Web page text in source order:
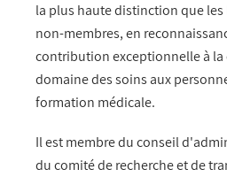
la plus haute distinction que
non-membres, en
contribution exceptionnelle à
domaine des soins aux
formation médicale.
Il est membre du conseil
du comité de recherche et de